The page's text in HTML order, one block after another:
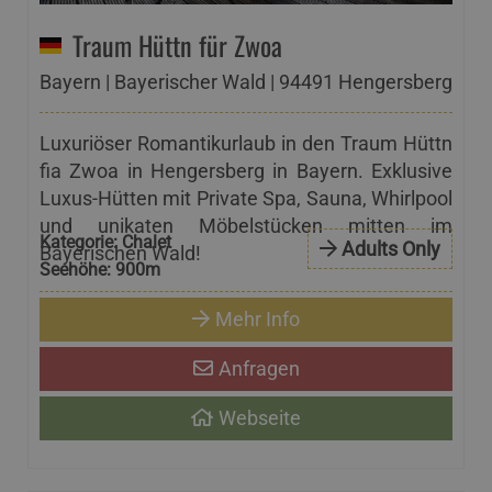
Traum Hüttn für Zwoa
Bayern | Bayerischer Wald | 94491 Hengersberg
Luxuriöser Romantikurlaub in den Traum Hüttn
fia Zwoa in Hengersberg in Bayern. Exklusive
Luxus-Hütten mit Private Spa, Sauna, Whirlpool
und unikaten Möbelstücken mitten im
Bayerischen Wald!
Kategorie: Chalet
Seehöhe: 900m
Adults Only
Mehr Info
Anfragen
Webseite